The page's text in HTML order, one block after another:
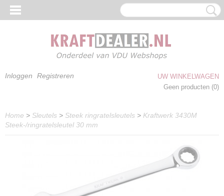
Inloggen Registreren
UW WINKELWAGEN
Geen producten (0)
Home > Sleutels > Steek ringratelsleutels > Kraftwerk 3430M
Steek-/ringratelsleutel 30 mm